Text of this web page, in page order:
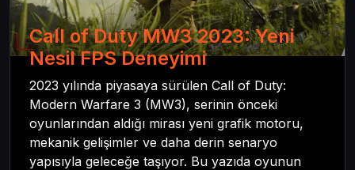
Call of Duty MW3 2023: Yeni
Nesil FPS Deneyimi
2023 yılında piyasaya sürülen Call of Duty:
Modern Warfare 3 (MW3), serinin önceki
oyunlarından aldığı mirası yeni grafik motoru,
mekanik gelişimler ve daha derin senaryo
yapısıyla geleceğe taşıyor. Bu yazıda oyunun